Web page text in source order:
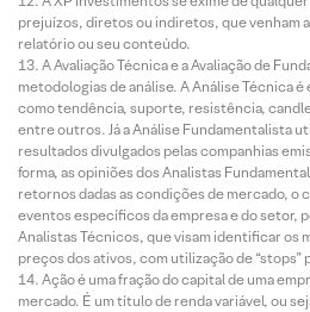
prejuízos, diretos ou indiretos, que venham
relatório ou seu conteúdo.
A Avaliação Técnica e a Avaliação de
metodologias de análise. A Análise Técnica
como tendência, suporte, resistência,
entre outros. Já a Análise Fundamentalista
resultados divulgados pelas companhias
forma, as opiniões dos Analistas
retornos dadas as condições de mercado, o
eventos específicos da empresa e do setor,
Analistas Técnicos, que visam identificar os
preços dos ativos, com utilização de “stops”
Ação é uma fração do capital de uma
mercado. É um título de renda variável, ou